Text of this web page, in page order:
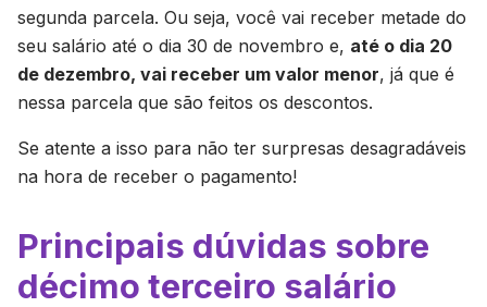
segunda parcela. Ou seja, você vai receber metade do
seu salário até o dia 30 de novembro e, até o dia 20
de dezembro, vai receber um valor menor, já que é
nessa parcela que são feitos os descontos.
Se atente a isso para não ter surpresas desagradáveis
na hora de receber o pagamento!
Principais dúvidas sobre
décimo terceiro salário